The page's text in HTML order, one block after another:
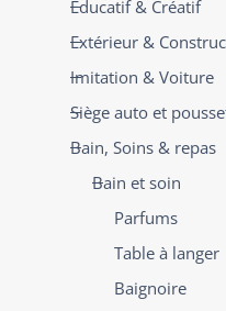
Éducatif & Créatif
Extérieur &
Imitation & Voiture
Siège auto et
Bain, Soins & repas
Bain et soin
Parfums
Table à langer
Baignoire